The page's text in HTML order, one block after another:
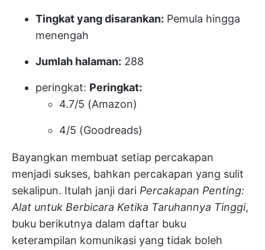
Tingkat yang disarankan: Pemula hingga
menengah
Jumlah halaman: 288
peringkat: Peringkat:
4.7/5 (Amazon)
4/5 (Goodreads)
Bayangkan membuat setiap percakapan
menjadi sukses, bahkan percakapan yang sulit
sekalipun. Itulah janji dari Percakapan Penting:
Alat untuk Berbicara Ketika Taruhannya Tinggi,
buku berikutnya dalam daftar buku
keterampilan komunikasi yang tidak boleh